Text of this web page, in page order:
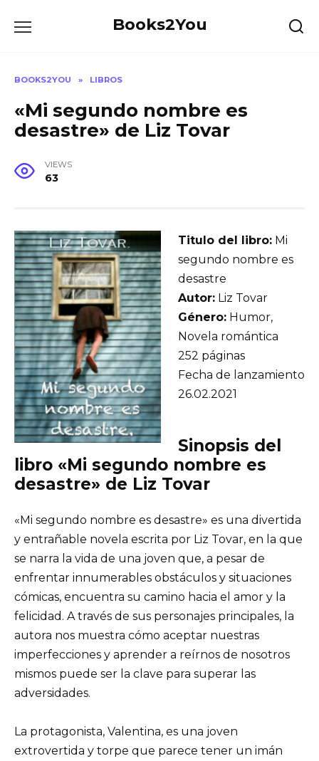
Books2You
BOOKS2YOU » LIBROS
«Mi segundo nombre es
desastre» de Liz Tovar
VIEWS
63
Titulo del libro: Mi
segundo nombre es
desastre
Autor: Liz Tovar
Género: Humor,
Novela romántica
252 páginas
Fecha de lanzamiento
26.02.2021
Sinopsis del
libro «Mi segundo nombre es
desastre» de Liz Tovar
«Mi segundo nombre es desastre» es una divertida
y entrañable novela escrita por Liz Tovar, en la que
se narra la vida de una joven que, a pesar de
enfrentar innumerables obstáculos y situaciones
cómicas, encuentra su camino hacia el amor y la
felicidad. A través de sus personajes principales, la
autora nos muestra cómo aceptar nuestras
imperfecciones y aprender a reírnos de nosotros
mismos puede ser la clave para superar las
adversidades.
La protagonista, Valentina, es una joven
extrovertida y torpe que parece tener un imán